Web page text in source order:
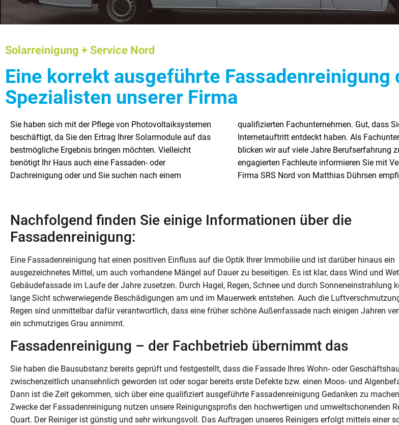
Solarreinigung + Service Nord
Eine korrekt ausgeführte
Spezialisten unserer Firma
Sie haben sich mit der Pflege von Photovoltaiksystemen
beschäftigt, da Sie den Ertrag Ihrer Solarmodule auf das
bestmögliche Ergebnis bringen möchten. Vielleicht
benötigt Ihr Haus auch eine Fassaden- oder
Dachreinigung oder und Sie suchen nach einem
qualifizierten Fachunternehmen. Gut, dass Sie unseren
Internetauftritt entdeckt haben. Als Fachunternehmen
blicken wir auf viele Jahre Berufserfahrung zurück. Unsere
engagierten Fachleute informieren Sie mit Vergnügen. Die
Firma SRS Nord von Matthias Dührsen empfiehlt sich für
Aufträge aus Hamburg und Schleswig-Holstein.
Nachfolgend möchten wir Ihnen einigen Informationen zu
unserem Leistungsangebot geben. In diesem Beitrag
betrachten wir speziell das Thema Fassadenreinigung.
Nachfolgend finden Sie einige Informationen über die
Fassadenreinigung:
Eine Fassadenreinigung hat einen positiven Einfluss auf die Optik Ihrer Immobilie und ist darüber hinaus ein
ausgezeichnetes Mittel, um auch vorhandene Mängel auf Dauer zu beseitigen. Es ist klar, dass Wind und
Gebäudefassade im Laufe der Jahre zusetzen. Durch Hagel, Regen, Schnee und durch Sonneneinstrahlung
lange Sicht schwerwiegende Beschädigungen am und im Mauerwerk entstehen. Auch die
Regen sind unmittelbar dafür verantwortlich, dass eine früher schöne Außenfassade nach einigen Jahren
ein schmutziges Grau annimmt.
Fassadenreinigung – der Fachbetrieb übernimmt das
Sie haben die Bausubstanz bereits geprüft und festgestellt, dass die Fassade Ihres Wohn- oder
zwischenzeitlich unansehnlich geworden ist oder sogar bereits erste Defekte bzw. einen Moos- und
Dann ist die Zeit gekommen, sich über eine qualifiziert ausgeführte Fassadenreinigung Gedanken zu
Zwecke der Fassadenreinigung nutzen unsere Reinigungsprofis den hochwertigen und umweltschonenden
Quart. Der Reiniger ist günstig und sehr wirkungsvoll. Das Auftragen unseres Reinigers erfolgt mittels einer